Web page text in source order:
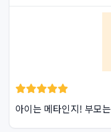
아이는 메타인지! 부모